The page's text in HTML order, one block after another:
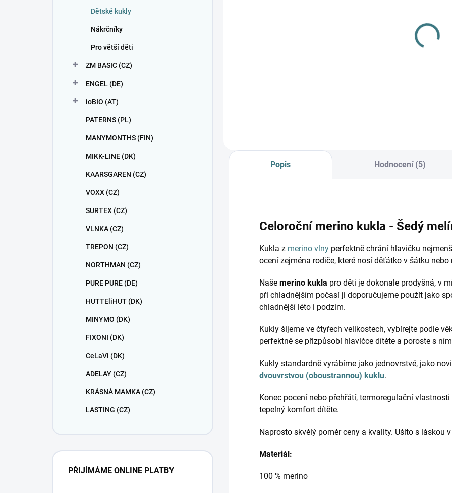
Dětské kukly
Nákrčníky
Pro větší děti
ZM BASIC (CZ)
ENGEL (DE)
ioBIO (AT)
PATERNS (PL)
MANYMONTHS (FIN)
MIKK-LINE (DK)
KAARSGAREN (CZ)
VOXX (CZ)
SURTEX (CZ)
VLNKA (CZ)
TREPON (CZ)
NORTHMAN (CZ)
PURE PURE (DE)
HUTTEliHUT (DK)
MINYMO (DK)
FIXONI (DK)
CeLaVi (DK)
ADELAY (CZ)
KRÁSNÁ MAMKA (CZ)
LASTING (CZ)
PŘIJÍMÁME ONLINE PLATBY
Popis Hodnocení (5)
Celoroční merino kukla - Šedý
Kukla z merino vlny perfektně chrání hlavičku
ocení zejména rodiče, které nosí děťátko v šátku nebo
Naše merino kukla pro děti je dokonale prodyšná, v
při chladnějším počasí ji doporučujeme použít jako
chladnější léto i podzim.
Kukly šijeme ve čtyřech velikostech, vybírejte podle
perfektně se přizpůsobí hlavičce dítěte a poroste s
Kukly standardně vyrábíme jako jednovrstvé, jako
dvouvrstvou (oboustrannou) kuklu.
Konec pocení nebo přehřátí, termoregulační
tepelný komfort dítěte.
Naprosto skvělý poměr ceny a kvality. Ušito s láskou
Materiál:
100 % merino